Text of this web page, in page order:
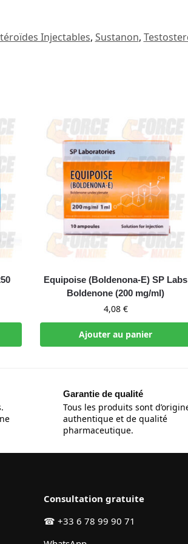
Injectables, Sustanon,
Equipoise (Boldenona-E) SP Labs
Boldenone (200 mg/ml)
4,08 €
Ajouter au panier
Garantie de qualité
Tous les produits sont
authentique et de qualité
pharmaceutique.
Consultation gratuite
☎ +33 6 78 99 90 71